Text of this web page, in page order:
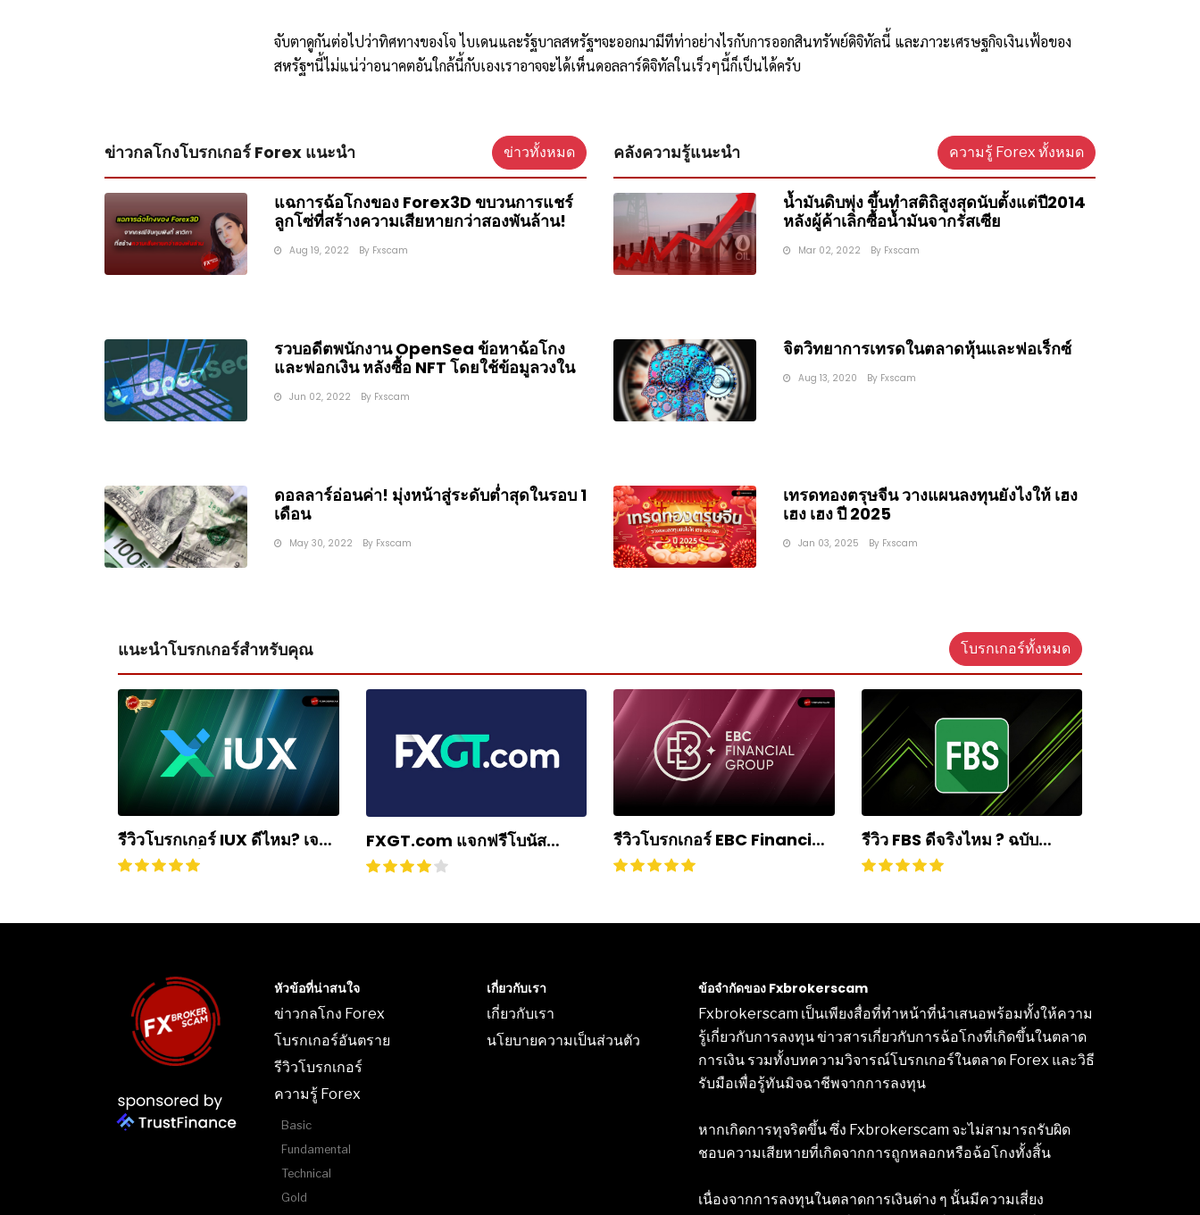
จับตาดูกันต่อไปว่าทิศทางของโจ ไบเดนและรัฐบาลสหรัฐฯจะออกมามีทีท่าอย่างไรกับการออกสินทรัพย์ดิจิทัลนี้ และภาวะเศรษฐกิจเงินเฟ้อของ
สหรัฐฯนี้ไม่แน่ว่าอนาคตอันใกล้นี้กับเองเราอาจจะได้เห็นดอลลาร์ดิจิทัลในเร็วๆนี้ก็เป็นได้ครับ
ข่าวกลโกงโบรกเกอร์ Forex แนะนำ ข่าวทั้งหมด
แฉการฉ้อโกงของ Forex3D ขบวนการแชร์
ลูกโซ่ที่สร้างความเสียหายกว่าสองพันล้าน!
Aug 19, 2022 By Fxscam
รวบอดีตพนักงาน OpenSea ข้อหาฉ้อโกง
และฟอกเงิน หลังซื้อ NFT โดยใช้ข้อมูลวงใน
Jun 02, 2022 By Fxscam
ดอลลาร์อ่อนค่า! มุ่งหน้าสู่ระดับต่ำสุดในรอบ 1
เดือน
May 30, 2022 By Fxscam
คลังความรู้แนะนำ ความรู้ Forex ทั้งหมด
น้ำมันดิบพุ่ง ขึ้นทำสติถิสูงสุดนับตั้งแต่ปี2014
หลังผู้ค้าเลิกซื้อน้ำมันจากรัสเซีย
Mar 02, 2022 By Fxscam
จิตวิทยาการเทรดในตลาดหุ้นและฟอเร็กซ์
Aug 13, 2020 By Fxscam
เทรดทองตรุษจีน วางแผนลงทุนยังไงให้ เฮง
เฮง เฮง ปี 2025
Jan 03, 2025 By Fxscam
แนะนำโบรกเกอร์สำหรับคุณ โบรกเกอร์ทั้งหมด
รีวิวโบรกเกอร์ IUX ดีไหม? เจาะ
ลึกทุกประเด็น ฉบับปี 2025
FXGT.com แจกฟรีโบนัส
ต้อนรับ 50% สูงสุด $500
รีวิวโบรกเกอร์ EBC Financial
Group ดีไหม? ถอนเงินยาก
หรือไม่? อัปเดตปี 2024
รีวิว FBS ดีจริงไหม ? ฉบับ
อัปเดตปี 2025
หัวข้อที่น่าสนใจ
ข่าวกลโกง Forex
โบรกเกอร์อันตราย
รีวิวโบรกเกอร์
ความรู้ Forex
Basic
Fundamental
Technical
Gold
เกี่ยวกับเรา
เกี่ยวกับเรา
นโยบายความเป็นส่วนตัว
ข้อจำกัดของ Fxbrokerscam
Fxbrokerscam เป็นเพียงสื่อที่ทำหน้าที่นำเสนอพร้อมทั้งให้ความ
รู้เกี่ยวกับการลงทุน ข่าวสารเกี่ยวกับการฉ้อโกงที่เกิดขึ้นในตลาด
การเงิน รวมทั้งบทความวิจารณ์โบรกเกอร์ในตลาด Forex และวิธี
รับมือเพื่อรู้ทันมิจฉาชีพจากการลงทุน
หากเกิดการทุจริตขึ้น ซึ่ง Fxbrokerscam จะไม่สามารถรับผิด
ชอบความเสียหายที่เกิดจากการถูกหลอกหรือฉ้อโกงทั้งสิ้น
เนื่องจากการลงทุนในตลาดการเงินต่าง ๆ นั้นมีความเสี่ยง